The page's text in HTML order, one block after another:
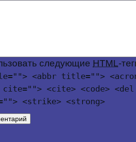
следующие HTML-
<abbr title="">
cite=""> <cite> <code> <del
<strike> <strong>